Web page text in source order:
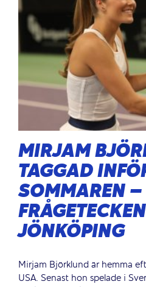
MIRJAM
TAGGAD
SOMMAREN –
JÖNKÖPING
Mirjam Björklund är hemma
USA. Senast hon spelade i